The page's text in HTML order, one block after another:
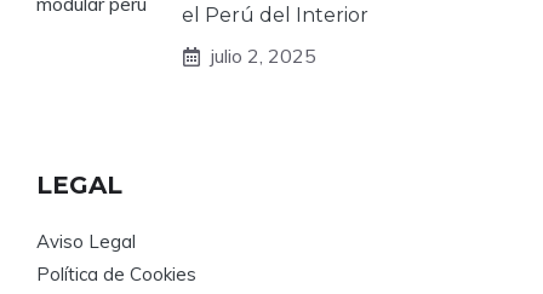
el Perú del Interior
julio 2, 2025
LEGAL
Aviso Legal
Política de Cookies